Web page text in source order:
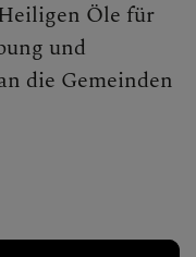
Öle für
und
die Gemeinden